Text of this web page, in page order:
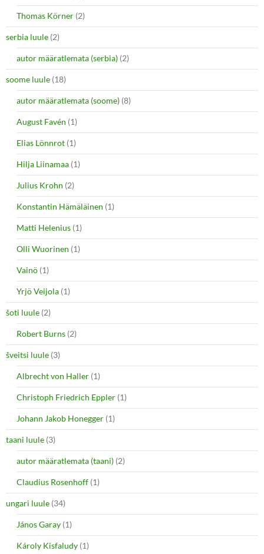
Thomas Körner (2)
serbia luule (2)
autor määratlemata (serbia) (2)
soome luule (18)
autor määratlemata (soome) (8)
August Favén (1)
Elias Lönnrot (1)
Hilja Liinamaa (1)
Julius Krohn (2)
Konstantin Hämäläinen (1)
Matti Helenius (1)
Olli Wuorinen (1)
Vainö (1)
Yrjö Veijola (1)
šoti luule (2)
Robert Burns (2)
šveitsi luule (3)
Albrecht von Haller (1)
Christoph Friedrich Eppler (1)
Johann Jakob Honegger (1)
taani luule (3)
autor määratlemata (taani) (2)
Claudius Rosenhoff (1)
ungari luule (34)
János Garay (1)
Károly Kisfaludy (1)